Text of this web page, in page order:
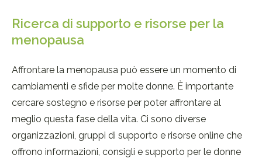
Ricerca di supporto e risorse per la
menopausa
Affrontare la menopausa può essere un momento di
cambiamenti e sfide per molte donne. È importante
cercare sostegno e risorse per poter affrontare al
meglio questa fase della vita. Ci sono diverse
organizzazioni, gruppi di supporto e risorse online che
offrono informazioni, consigli e supporto per le donne